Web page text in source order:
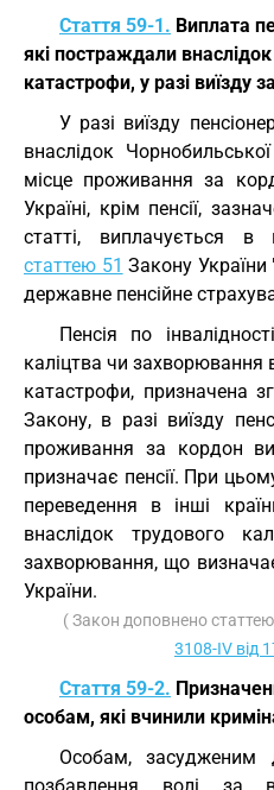
Стаття 59-1. Виплата
які постраждали
катастрофи, у разі виїзду
У разі виїзду
внаслідок
місце проживання за
Україні, крім пенсії,
статті, виплачується в
статтею 51 Закону
державне пенсійне
Пенсія по
каліцтва чи захворювання
катастрофи, призначена
Закону, в разі виїзду
проживання за кордон
призначає пенсії. При
переведення в інші
внаслідок трудового
захворювання, що
України.
( Закон доповнено
3108-IV від
Стаття 59-2.
особам, які вчинили
Особам,